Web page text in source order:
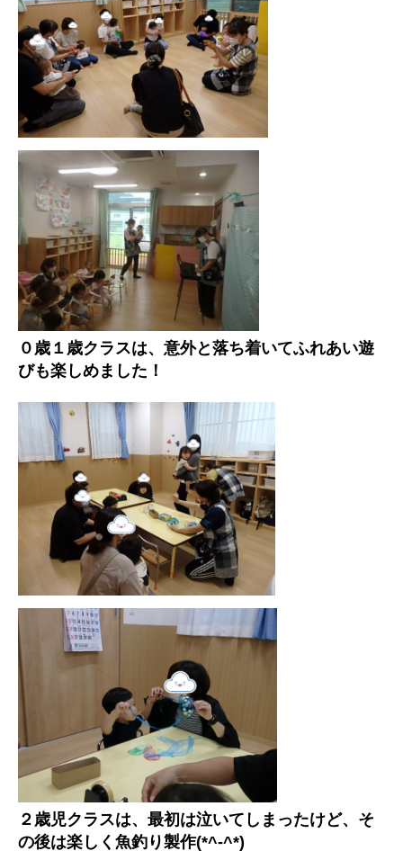
０歳１歳クラスは、意外と落ち着いてふれあい遊
びも楽しめました！
２歳児クラスは、最初は泣いてしまったけど、そ
の後は楽しく魚釣り製作(*^-^*)